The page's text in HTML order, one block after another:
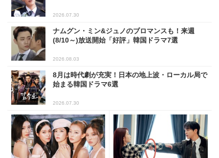
2026.07.30
ナムグン・ミン&ジュノのブロマンスも！来週
(8/10～)放送開始「好評」韓国ドラマ7選
2026.08.03
8月は時代劇が充実！日本の地上波・ローカル局で
始まる韓国ドラマ6選
2026.07.30